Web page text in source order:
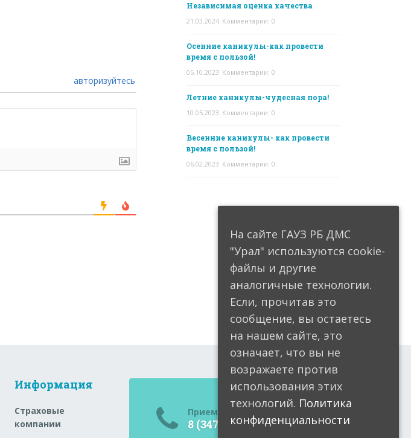
авторизуйтесь
Независимая оценка качества
21.03.2024 Комментарии: 0
Осенние каникулы-как провести
время с пользой!
05.10.2023 Комментарии: 0
Летние каникулы-чудесная пора!
10.05.2023 Комментарии: 0
Весенние каникулы- как провести
время с пользой!
06.02.2023 Комментарии: 0
Информация
Страховые
компании
Приемная
8 (34791) 6-05-99
На сайте ГАУЗ РБ ДМС
"Урал" используются cookie-
файлы и другие
аналогичные технологии.
Если, прочитав это
сообщение, вы остаетесь
на нашем сайте, это
означает, что вы не
возражаете против
использования этих
технологий. Политика
конфиденциальности